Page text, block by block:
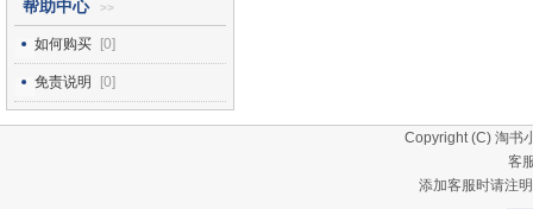
帮助中心 >>
如何购买 [0]
免责说明 [0]
Copyright (C) 淘书
客
添加客服时请注